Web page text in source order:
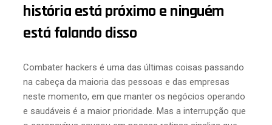
história está próximo e ninguém
está falando disso
Combater hackers é uma das últimas coisas passando
na cabeça da maioria das pessoas e das empresas
neste momento, em que manter os negócios operando
e saudáveis é a maior prioridade. Mas a interrupção que